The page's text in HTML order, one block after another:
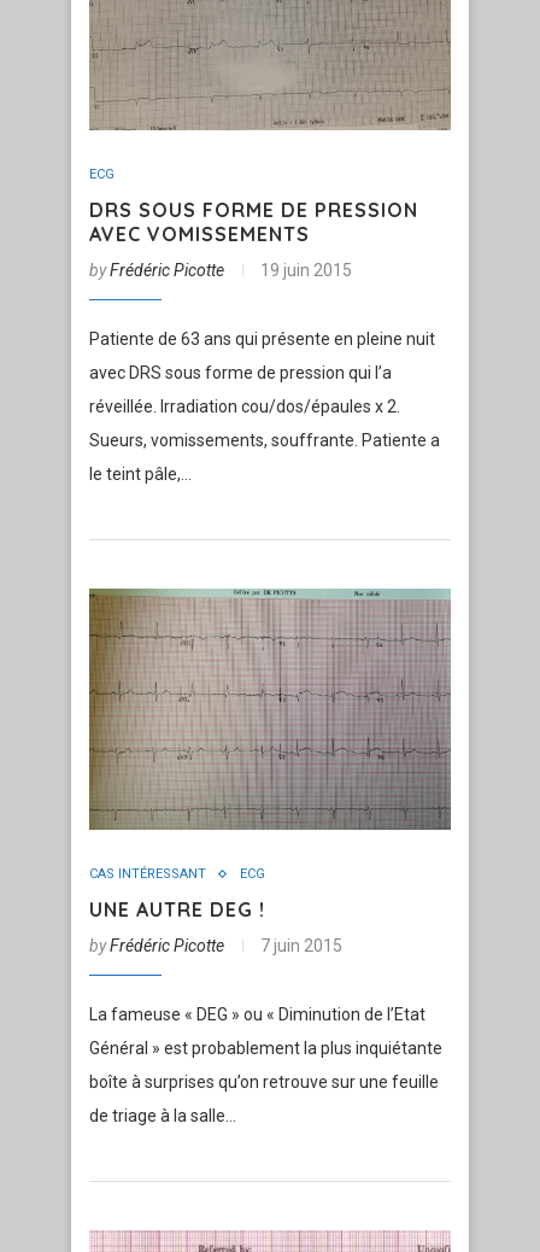
ECG
DRS SOUS FORME DE PRESSION
AVEC VOMISSEMENTS
byFrédéric Picotte 19 juin 2015
Patiente de 63 ans qui présente en pleine nuit
avec DRS sous forme de pression qui l’a
réveillée. Irradiation cou/dos/épaules x 2.
Sueurs, vomissements, souffrante. Patiente a
le teint pâle,…
CAS INTÉRESSANT ECG
UNE AUTRE DEG !
byFrédéric Picotte 7 juin 2015
La fameuse « DEG » ou « Diminution de l’Etat
Général » est probablement la plus inquiétante
boîte à surprises qu’on retrouve sur une feuille
de triage à la salle…